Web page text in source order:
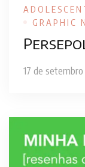
GRAPHIC
17 de setembro